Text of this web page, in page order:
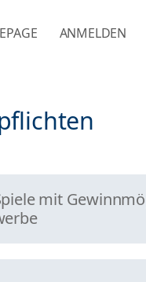
ANMELDEN
mit